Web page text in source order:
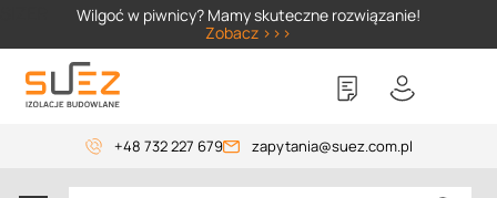
Wilgoć w piwnicy? Mamy skuteczne rozwiązanie!
Zobacz >>>
+48 732 227 679 zapytania@suez.com.pl